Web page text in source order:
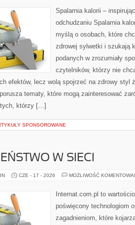
Spalarnia kalorii –
odchudzaniu Spalarnia
myślą o osobach, które
zdrowej sylwetki i szukają
podanych w zrozumiały
czytelników, którzy nie
efektów, lecz wolą spojrzeć na zdrowy styl
tematy, które mogą zainteresować
którzy […]
SPONSOROWANE
W SIECI
CZE - 17 - 2026 MOŻLIWOŚĆ
Internat.com.pl to
poświęcony technologiom
zagadnieniom, które